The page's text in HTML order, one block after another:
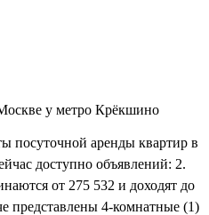
у метро Крёкшино
посуточной аренды квартир в
доступно объявлений: 2.
от 275 532 и доходят до
представлены 4-комнатные (1)